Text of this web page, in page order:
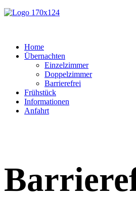
Home
Übernachten
Einzelzimmer
Doppelzimmer
Barrierefrei
Frühstück
Informationen
Anfahrt